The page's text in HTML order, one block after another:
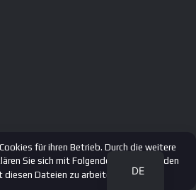
DE
RU
für ihren Betrieb. Durch die weitere
Sie sich mit Folgendem einverstanden
diesen Dateien zu arbeiten. OK